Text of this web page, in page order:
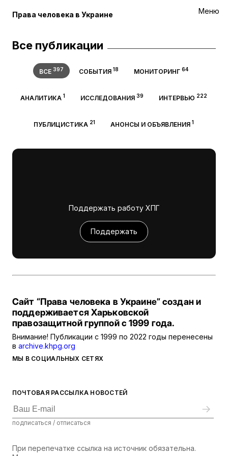
Меню
Права человека в Украине
Все публикации
ВСЕ397 СОБЫТИЯ18 МОНИТОРИНГ64
АНАЛИТИКА 1 ИССЛЕДОВАНИЯ39 ИНТЕРВЬЮ 222
ПУБЛИЦИСТИКА 21 АНОНСЫ И ОБЪЯВЛЕНИЯ1
Поддержать работу ХПГ
Поддержать
ПОЧТОВАЯ РАССЫЛКА НОВОСТЕЙ
подписаться / отписаться
МЫ В СОЦИАЛЬНЫХ СЕТЯХ
Сайт “Права человека в Украине” создан и
поддерживается Харьковской
правозащитной группой с 1999 года.
Внимание! Публикации с 1999 по 2022 годы перенесены
в archive.khpg.org
При перепечатке ссылка на источник обязательна.